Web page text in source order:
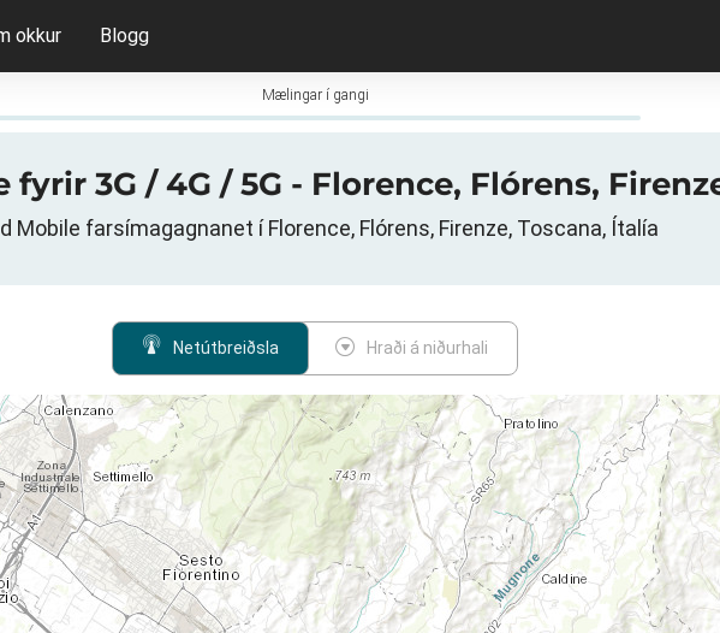
okkur Blogg
Mælingar í gangi
3G / 4G / 5G - Florence, Flórens,
Mobile farsímagagnanet í Florence, Flórens, Firenze, Toscana, Ítalía
Netútbreiðsla Hraði á niðurhali